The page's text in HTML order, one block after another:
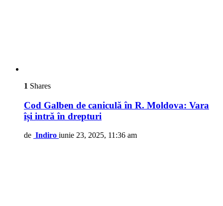
1 Shares
Cod Galben de caniculă în R. Moldova: Vara
își intră în drepturi
de Indiro iunie 23, 2025, 11:36 am